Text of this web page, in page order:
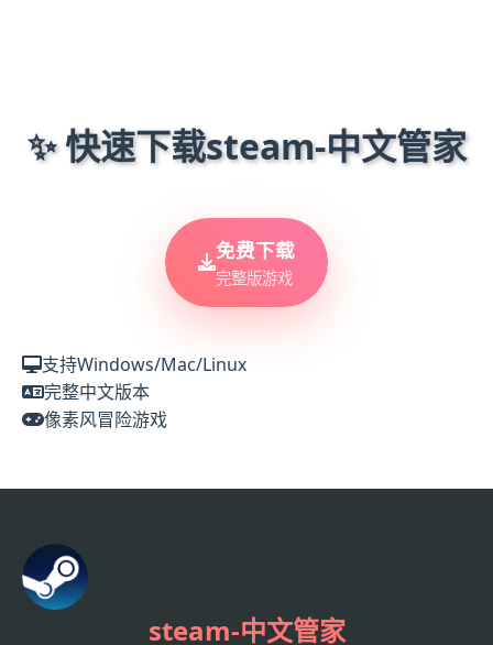
✨ 快速下载steam-中文管家
免费下载
完整版游戏
支持Windows/Mac/Linux
完整中文版本
像素风冒险游戏
steam-中文管家